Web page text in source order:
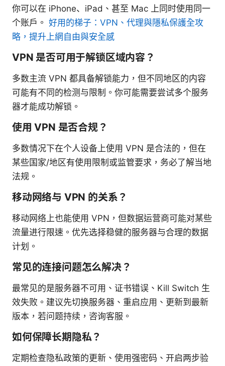
你可以在 iPhone、iPad、甚至 Mac 上同时使用同一
个账户。 好用的梯子：VPN、代理與隱私保護全攻
略，提升上網自由與安全感
VPN 是否可用于解锁区域内容？
多数主流 VPN 都具备解锁能力，但不同地区的内容
可能有不同的检测与限制。你可能需要尝试多个服务
器才能成功解锁。
使用 VPN 是否合规？
多数情况下在个人设备上使用 VPN 是合法的，但在
某些国家/地区有使用限制或监管要求，务必了解当地
法规。
移动网络与 VPN 的关系？
移动网络上也能使用 VPN，但数据运营商可能对某些
流量进行限速。优先选择稳健的服务器与合理的数据
计划。
常见的连接问题怎么解决？
最常见的是服务器不可用、证书错误、Kill Switch 生
效失败。建议先切换服务器、重启应用、更新到最新
版本，若问题持续，咨询客服。
如何保障长期隐私？
定期检查隐私政策的更新、使用强密码、开启两步验